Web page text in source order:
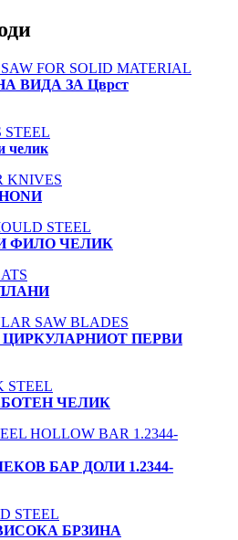
ВИДА ЗА Цврст
челик
ФИЛО ЧЕЛИК
ПЕРВИ
ЧЕЛИК
БАР ДОЛИ 1.2344-
БРЗИНА